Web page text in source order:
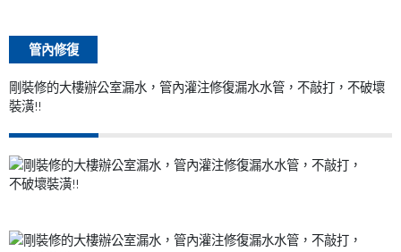
管內修復
剛裝修的大樓辦公室漏水，管內灌注修復漏水水管，不敲打，不破壞
裝潢!!